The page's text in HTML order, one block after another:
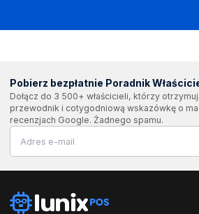
Pobierz bezpłatnie Poradnik
Dołącz do 3 500+ właścicieli, którzy
przewodnik i cotygodniową wskazówkę o
recenzjach Google. Żadnego spamu.